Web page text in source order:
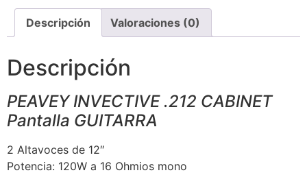
Descripción Valoraciones (0)
Descripción
PEAVEY INVECTIVE .212 CABINET
Pantalla GUITARRA
2 Altavoces de 12″
Potencia: 120W a 16 Ohmios mono